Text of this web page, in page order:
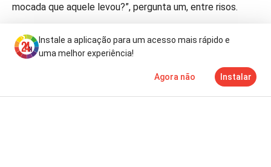
mocada que aquele levou?”, pergunta um, entre risos.
as entidades competentes da AF Braga já reagiram e
prometem analisar este episódio negro (mais um) no
Mais
Instale a aplicação para um acesso mais rápido e
uma melhor experiência!
Agora não Instalar